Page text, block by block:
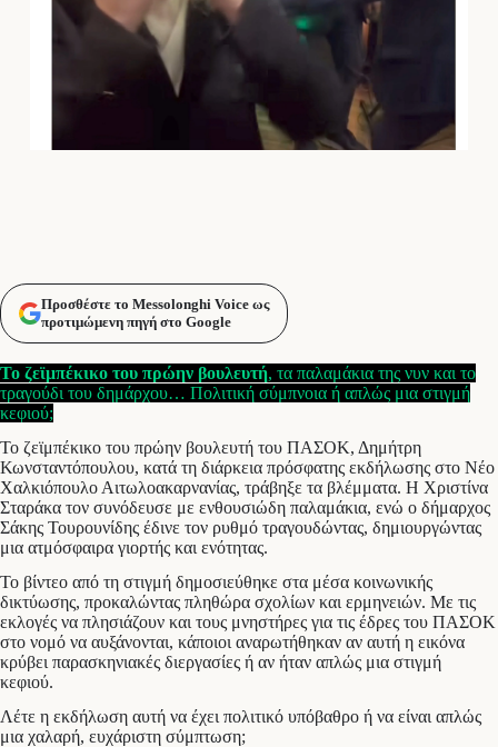
Προσθέστε το Messolonghi Voice ως
προτιμώμενη πηγή στο Google
Το ζεϊμπέκικο του πρώην βουλευτή, τα παλαμάκια της νυν και το
τραγούδι του δημάρχου… Πολιτική σύμπνοια ή απλώς μια στιγμή
κεφιού;
Το ζεϊμπέκικο του πρώην βουλευτή του ΠΑΣΟΚ, Δημήτρη
Κωνσταντόπουλου, κατά τη διάρκεια πρόσφατης εκδήλωσης στο Νέο
Χαλκιόπουλο Αιτωλοακαρνανίας, τράβηξε τα βλέμματα. Η Χριστίνα
Σταράκα τον συνόδευσε με ενθουσιώδη παλαμάκια, ενώ ο δήμαρχος
Σάκης Τουρουνίδης έδινε τον ρυθμό τραγουδώντας, δημιουργώντας
μια ατμόσφαιρα γιορτής και ενότητας.
Το βίντεο από τη στιγμή δημοσιεύθηκε στα μέσα κοινωνικής
δικτύωσης, προκαλώντας πληθώρα σχολίων και ερμηνειών. Με τις
εκλογές να πλησιάζουν και τους μνηστήρες για τις έδρες του ΠΑΣΟΚ
στο νομό να αυξάνονται, κάποιοι αναρωτήθηκαν αν αυτή η εικόνα
κρύβει παρασκηνιακές διεργασίες ή αν ήταν απλώς μια στιγμή
κεφιού.
Λέτε η εκδήλωση αυτή να έχει πολιτικό υπόβαθρο ή να είναι απλώς
μια χαλαρή, ευχάριστη σύμπτωση;